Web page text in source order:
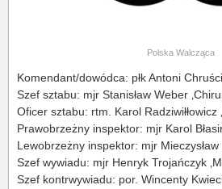
Polska Walcząca
Komendant/dowódca: płk Antoni
Szef sztabu: mjr Stanisław Weber
Oficer sztabu: rtm. Karol Radziwiłłowicz
Prawobrzeżny inspektor: mjr Karol
Lewobrzeżny inspektor: mjr Mieczysław
Szef wywiadu: mjr Henryk Trojańczyk
Szef kontrwywiadu: por. Wincenty